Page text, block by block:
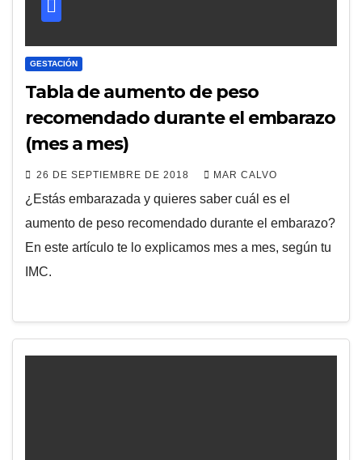
GESTACIÓN
Tabla de aumento de peso
recomendado durante el embarazo
(mes a mes)
26 DE SEPTIEMBRE DE 2018 MAR CALVO
¿Estás embarazada y quieres saber cuál es el
aumento de peso recomendado durante el embarazo?
En este artículo te lo explicamos mes a mes, según tu
IMC.